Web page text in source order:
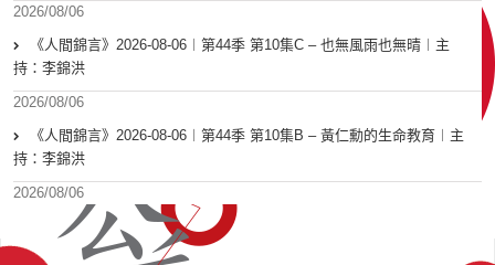
2026/08/06
《人間錦言》2026-08-06︱第44季 第10集C – 也無風雨也無晴︱主
持：李錦洪
2026/08/06
《人間錦言》2026-08-06︱第44季 第10集B – 黃仁勳的生命教育︱主
持：李錦洪
2026/08/06